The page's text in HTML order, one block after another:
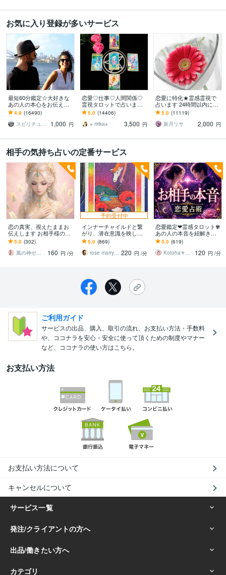
お気に入り登録が多いサービス
最短60分鑑定☆大好きな
あの人の本心をお伝えし
ます 【詳細不要】好きな
人の本音と将来への思
い。私をどう思ってる？
4.9 (16490)
スピリチュアルカウンセラー沙耶美
1,000 円
恋愛♡仕事♡人間関係♡
霊視タロットで占います
霊視鑑定♡恋愛アドバイ
ザーとして相手の心理も
詳しく解説します
5.0 (14406)
※ ririka※
3,500 円
恋愛に特化★霊感霊視で
占います 24時間以内に返
信、スピリチュアル鑑定
5.0 (11119)
新月リサ
2,000 円
相手の気持ち占いの定番サービス
恋の真実、視えたままお
伝えします お相手様の深
層心理に触れ、想いの本
音届けます
5.0 (302)
風の神ゼピュロスの遣い★シルファ
160 円 /分
予約受付中
インナーチャイルドと繋
がり、潜在意識を映し出
します 見えない真実・本
音を知り、潜在意識で望
む現実を創造しましょう
5.0 (869)
rose marry〜ローズマリー 220 円 /分
恋愛鑑定❤霊感タロット✾
あの人の本音を紐解きま
す 彼はどう思ってるの？
片想い・曖昧な関係…✾恋
詠リーディング
5.0 (619)
Kotoha⚜️言霊メッセンジャー
120 円 /分
ご利用ガイド
サービスの出品、購入、取引の流れ、お支払い方法・手数料
や、ココナラを安心・安全に使って頂くための制度やマナー
など、ココナラの使い方はこちら。
お支払い方法
お支払い方法について
キャンセルについて